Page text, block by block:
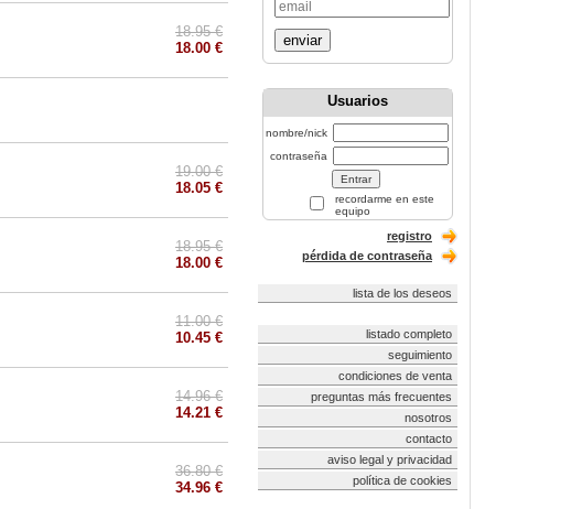
18.95 €
18.00 €
19.00 €
18.05 €
18.95 €
18.00 €
11.00 €
10.45 €
14.96 €
14.21 €
36.80 €
34.96 €
enviar
Usuarios
nombre/nick
contraseña
recordarme en este
equipo
registro
pérdida de contraseña
lista de los deseos
listado completo
seguimiento
condiciones de venta
preguntas más frecuentes
nosotros
contacto
aviso legal y privacidad
política de cookies